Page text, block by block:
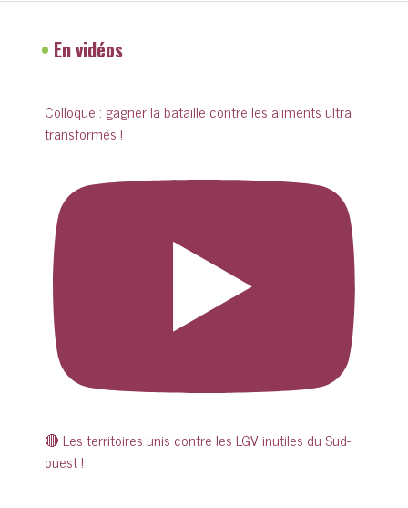
• En vidéos
Colloque : gagner la bataille contre les aliments ultra
transformés !
🔴 Les territoires unis contre les LGV inutiles du Sud-
ouest !